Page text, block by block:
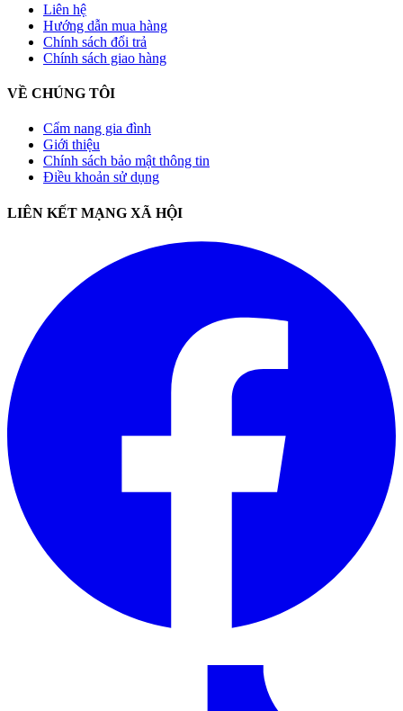
Liên hệ
Hướng dẫn mua hàng
Chính sách đổi trả
Chính sách giao hàng
VỀ CHÚNG TÔI
Cẩm nang gia đình
Giới thiệu
Chính sách bảo mật thông tin
Điều khoản sử dụng
LIÊN KẾT MẠNG XÃ HỘI